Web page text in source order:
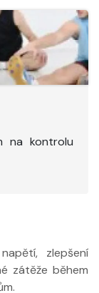
na kontrolu
zlepšení
zátěže během